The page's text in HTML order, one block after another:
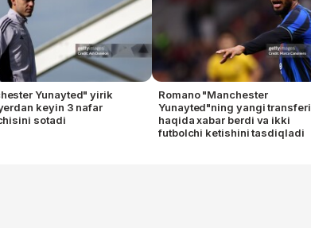
Yunayted" yirik
keyin 3 nafar
sotadi
Romano "Manchester
Yunayted"ning yangi transferi
haqida xabar berdi va ikki
futbolchi ketishini tasdiqladi